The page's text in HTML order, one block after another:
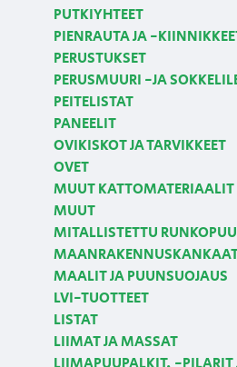
PUTKIYHTEET
PIENRAUTA JA -
PERUSTUKSET
PERUSMUURI -JA
PEITELISTAT
PANEELIT
OVIKISKOT JA TARVIKKEET
OVET
MUUT KATTOMATERIAALIT
MUUT
MITALLISTETTU
MAALIT JA PUUNSUOJAUS
LVI-TUOTTEET
LISTAT
LIIMAT JA MASSAT